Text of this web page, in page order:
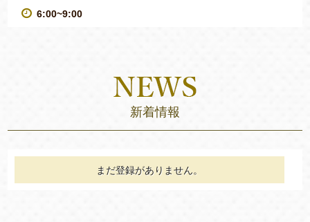
6:00~9:00
新着情報
まだ登録がありません。